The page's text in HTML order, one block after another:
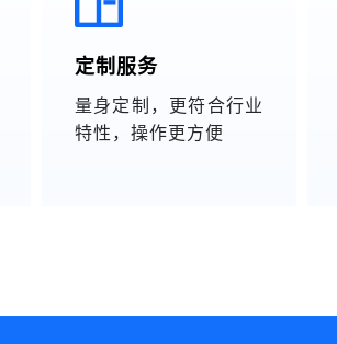
定制服务
量身定制，更符合行业
特性，操作更方便